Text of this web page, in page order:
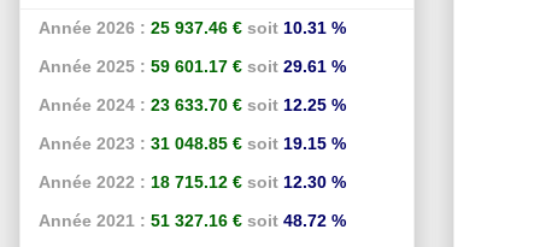
Année 2026 : 25 937.46 € soit 10.31 %
Année 2025 : 59 601.17 € soit 29.61 %
Année 2024 : 23 633.70 € soit 12.25 %
Année 2023 : 31 048.85 € soit 19.15 %
Année 2022 : 18 715.12 € soit 12.30 %
Année 2021 : 51 327.16 € soit 48.72 %